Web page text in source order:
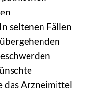
seltenen Fällen
das Arzneimittel